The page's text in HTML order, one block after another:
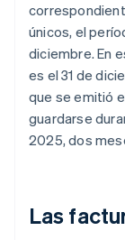
únicos, el
diciembre. En
es el 31 de
que se emitió
guardarse
2025, dos
Las